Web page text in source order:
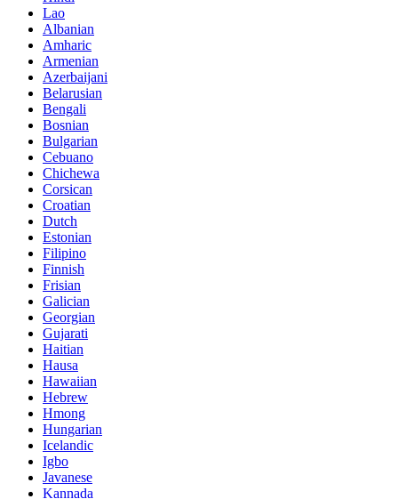
Lao
Albanian
Amharic
Armenian
Azerbaijani
Belarusian
Bengali
Bosnian
Bulgarian
Cebuano
Chichewa
Corsican
Croatian
Dutch
Estonian
Filipino
Finnish
Frisian
Galician
Georgian
Gujarati
Haitian
Hausa
Hawaiian
Hebrew
Hmong
Hungarian
Icelandic
Igbo
Javanese
Kannada